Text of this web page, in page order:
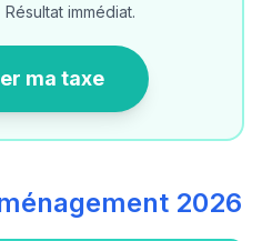
immédiat.
ma taxe
2026